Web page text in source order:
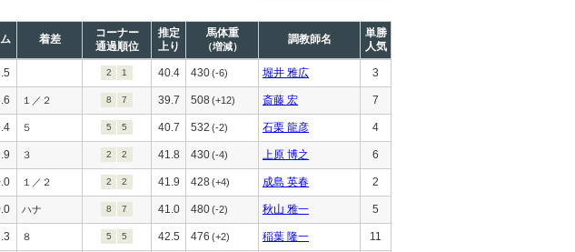
着差
コーナー
通過順位
推定
上り
馬体重
（増減）
調教師名
単勝
人気
2 1 40.4 430(-6) 堀井 雅広 3
１／２ 8 7 39.7 508 (+12) 斎藤 宏 7
５ 5 5 40.7 532 (-2) 石栗 龍彦 4
３ 2 2 41.8 430(-4) 上原 博之 6
１／２ 2 2 41.9 428(+4) 成島 英春 2
ハナ 8 7 41.0 480(-2) 秋山 雅一 5
８ 5 5 42.5 476 (+2) 稲葉 隆一 11